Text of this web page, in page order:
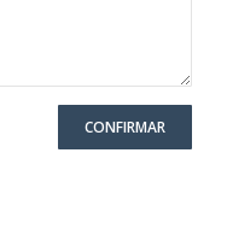
CONFIRMAR